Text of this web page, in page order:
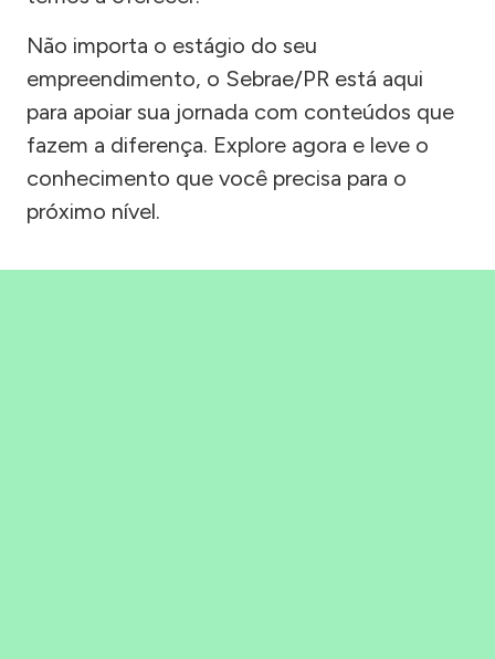
Não importa o estágio do seu
empreendimento, o Sebrae/PR está aqui
para apoiar sua jornada com conteúdos que
fazem a diferença. Explore agora e leve o
conhecimento que você precisa para o
próximo nível.